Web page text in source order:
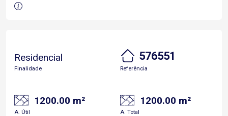
Residencial
Finalidade
576551
Referência
1200.00 m²
A. Útil
1200.00 m²
A. Total